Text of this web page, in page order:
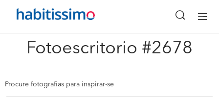
Fotoescritorio #2678
x
Procure fotografias para inspirar-se